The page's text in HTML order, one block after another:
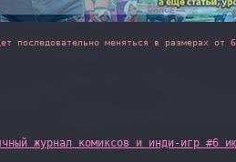
последовательно меняться в размерах от
журнал комиксов и инди-игр #6